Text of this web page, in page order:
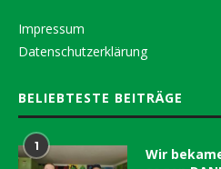
Impressum
Datenschutzerklärung
BELIEBTESTE BEITRÄGE
1
Wir